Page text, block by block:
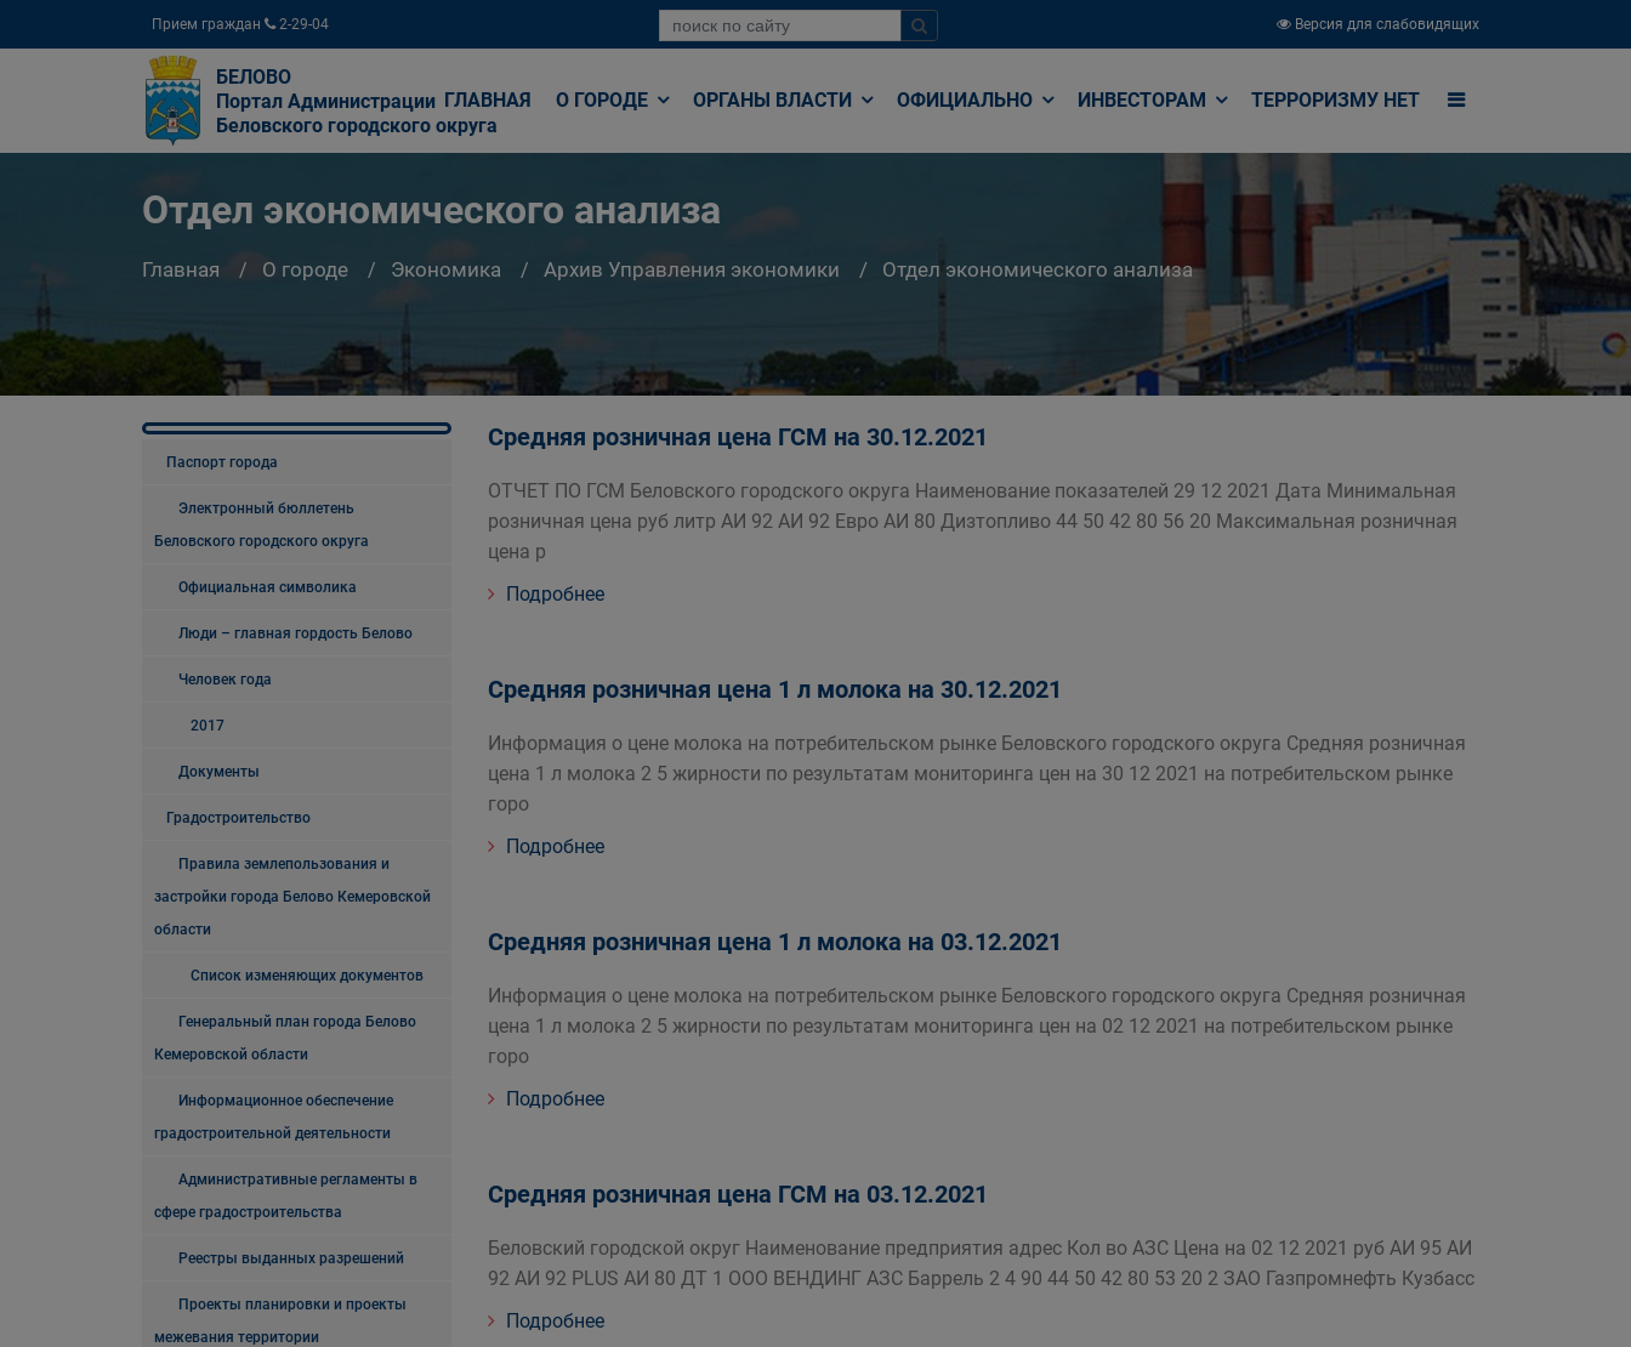
Прием граждан 2-29-04 Версия для слабовидящих
БЕЛОВО
Портал Администрации
Беловского городского округа
ГЛАВНАЯ О ГОРОДЕ ОРГАНЫ ВЛАСТИ ОФИЦИАЛЬНО ИНВЕСТОРАМ ТЕРРОРИЗМУ НЕТ
Отдел экономического анализа
Главная О городе Экономика Архив Управления экономики Отдел экономического анализа
Паспорт города
Электронный бюллетень
Беловского городского округа
Официальная символика
Люди – главная гордость Белово
Человек года
2017
Документы
Градостроительство
Правила землепользования и
застройки города Белово Кемеровской
области
Список изменяющих документов
Генеральный план города Белово
Кемеровской области
Информационное обеспечение
градостроительной деятельности
Административные регламенты в
сфере градостроительства
Реестры выданных разрешений
Проекты планировки и проекты
межевания территории
Средняя розничная цена ГСМ на 30.12.2021
ОТЧЕТ ПО ГСМ Беловского городского округа Наименование показателей 29 12 2021 Дата Минимальная
розничная цена руб литр АИ 92 АИ 92 Евро АИ 80 Дизтопливо 44 50 42 80 56 20 Максимальная розничная
цена р
Подробнее
Средняя розничная цена 1 л молока на 30.12.2021
Информация о цене молока на потребительском рынке Беловского городского округа Средняя розничная
цена 1 л молока 2 5 жирности по результатам мониторинга цен на 30 12 2021 на потребительском рынке
горо
Подробнее
Средняя розничная цена 1 л молока на 03.12.2021
Информация о цене молока на потребительском рынке Беловского городского округа Средняя розничная
цена 1 л молока 2 5 жирности по результатам мониторинга цен на 02 12 2021 на потребительском рынке
горо
Подробнее
Средняя розничная цена ГСМ на 03.12.2021
Беловский городской округ Наименование предприятия адрес Кол во АЗС Цена на 02 12 2021 руб АИ 95 АИ
92 АИ 92 PLUS АИ 80 ДТ 1 ООО ВЕНДИНГ АЗС Баррель 2 4 90 44 50 42 80 53 20 2 ЗАО Газпромнефть Кузбасс
Подробнее